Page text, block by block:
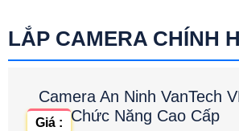
LẮP CAMERA CHÍNH
Camera An Ninh VanTech
Chức Năng Cao Cấp
Giá :